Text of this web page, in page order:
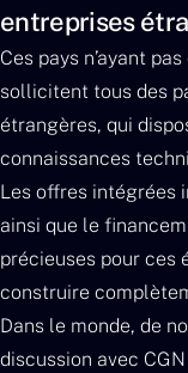
entreprises
Ces pays n’ayant
sollicitent tous des
étrangères, qui
connaissances
Les offres intégrées
ainsi que le
précieuses pour ces
construire
Dans le monde, de
discussion avec